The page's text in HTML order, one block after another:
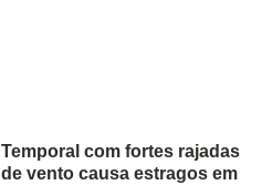
Temporal com fortes rajadas
de vento causa estragos em